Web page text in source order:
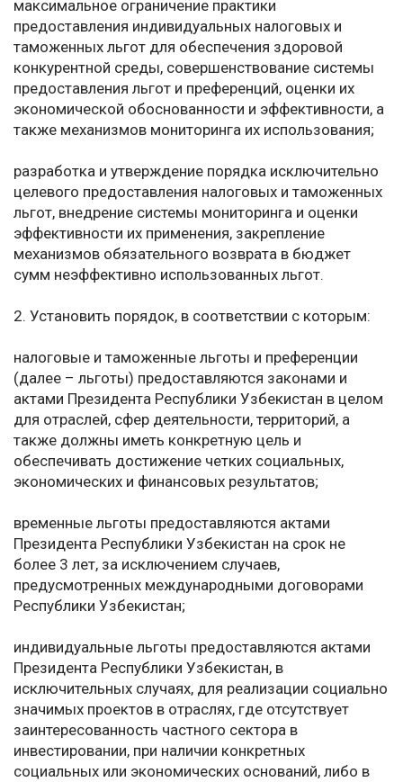
максимальное ограничение практики
предоставления индивидуальных налоговых и
таможенных льгот для обеспечения здоровой
конкурентной среды, совершенствование системы
предоставления льгот и преференций, оценки их
экономической обоснованности и эффективности, а
также механизмов мониторинга их использования;
разработка и утверждение порядка исключительно
целевого предоставления налоговых и таможенных
льгот, внедрение системы мониторинга и оценки
эффективности их применения, закрепление
механизмов обязательного возврата в бюджет
сумм неэффективно использованных льгот.
2. Установить порядок, в соответствии с которым:
налоговые и таможенные льготы и преференции
(далее – льготы) предоставляются законами и
актами Президента Республики Узбекистан в целом
для отраслей, сфер деятельности, территорий, а
также должны иметь конкретную цель и
обеспечивать достижение четких социальных,
экономических и финансовых результатов;
временные льготы предоставляются актами
Президента Республики Узбекистан на срок не
более 3 лет, за исключением случаев,
предусмотренных международными договорами
Республики Узбекистан;
индивидуальные льготы предоставляются актами
Президента Республики Узбекистан, в
исключительных случаях, для реализации социально
значимых проектов в отраслях, где отсутствует
заинтересованность частного сектора в
инвестировании, при наличии конкретных
социальных или экономических оснований, либо в